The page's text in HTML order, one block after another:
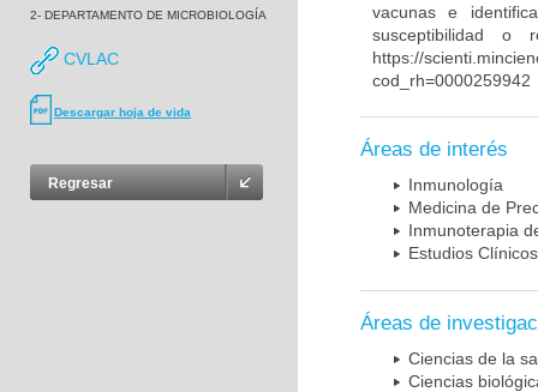
2- DEPARTAMENTO DE MICROBIOLOGÍA
CVLAC
Descargar hoja de vida
Regresar
vacunas e
susceptibilidad o
https://
cod_rh=0000259942
Áreas de interés
Inmunología
Medicina de
Inmunoterapia
Estudios Clínicos
Áreas de
Ciencias de la
Ciencias